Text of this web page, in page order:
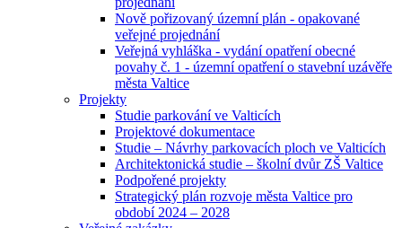
Nově pořizovaný územní plán - opakované
veřejné projednání
Veřejná vyhláška - vydání opatření obecné
povahy č. 1 - územní opatření o stavební uzávěře
města Valtice
Projekty
Studie parkování ve Valticích
Projektové dokumentace
Studie – Návrhy parkovacích ploch ve Valticích
Architektonická studie – školní dvůr ZŠ Valtice
Podpořené projekty
Strategický plán rozvoje města Valtice pro
období 2024 – 2028